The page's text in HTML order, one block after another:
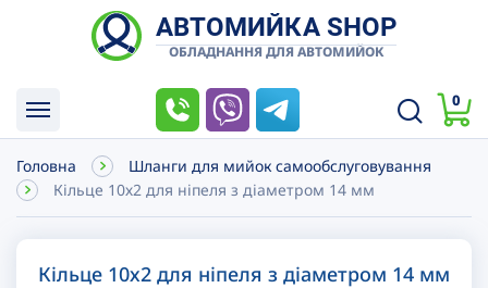
АВТОМИЙКА SHOP
ОБЛАДНАННЯ ДЛЯ АВТОМИЙОК
0
Головна
Шланги для мийок самообслуговування
Кільце 10х2 для ніпеля з діаметром 14 мм
Кільце 10х2 для ніпеля з діаметром 14 мм